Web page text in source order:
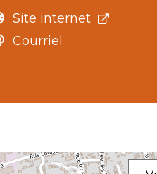
Site internet
Courriel